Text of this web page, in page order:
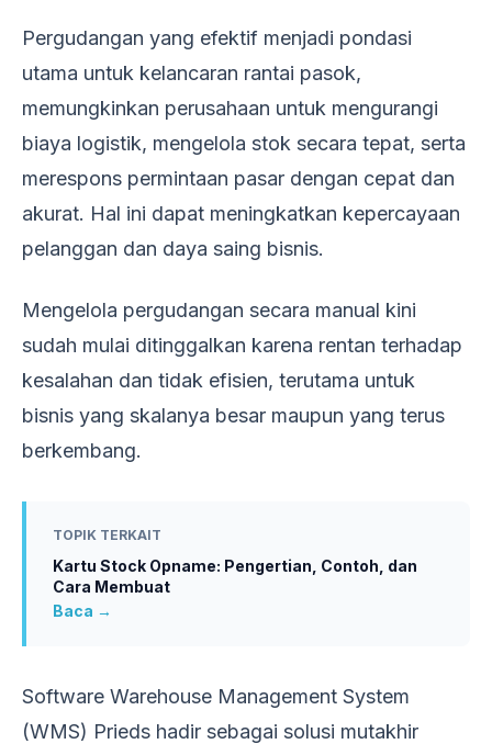
Pergudangan yang efektif menjadi pondasi
utama untuk kelancaran rantai pasok,
memungkinkan perusahaan untuk mengurangi
biaya logistik, mengelola stok secara tepat, serta
merespons permintaan pasar dengan cepat dan
akurat. Hal ini dapat meningkatkan kepercayaan
pelanggan dan daya saing bisnis.
Mengelola pergudangan secara manual kini
sudah mulai ditinggalkan karena rentan terhadap
kesalahan dan tidak efisien, terutama untuk
bisnis yang skalanya besar maupun yang terus
berkembang.
TOPIK TERKAIT
Kartu Stock Opname: Pengertian, Contoh, dan
Cara Membuat
Baca →
Software Warehouse Management System
(WMS) Prieds hadir sebagai solusi mutakhir